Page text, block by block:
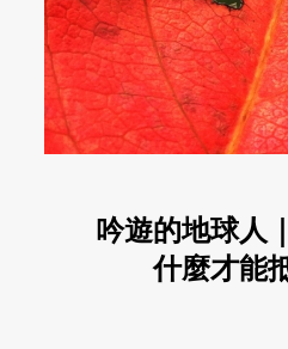
吟遊的地球人
什麼才能